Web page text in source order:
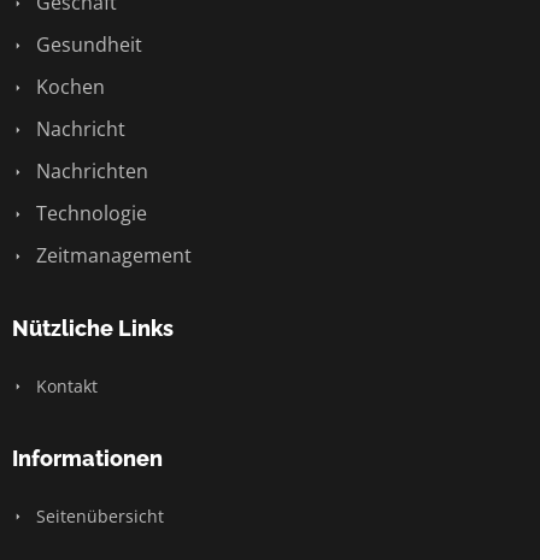
Gesundheit
Kochen
Nachricht
Nachrichten
Technologie
Zeitmanagement
Nützliche Links
Kontakt
Informationen
Seitenübersicht